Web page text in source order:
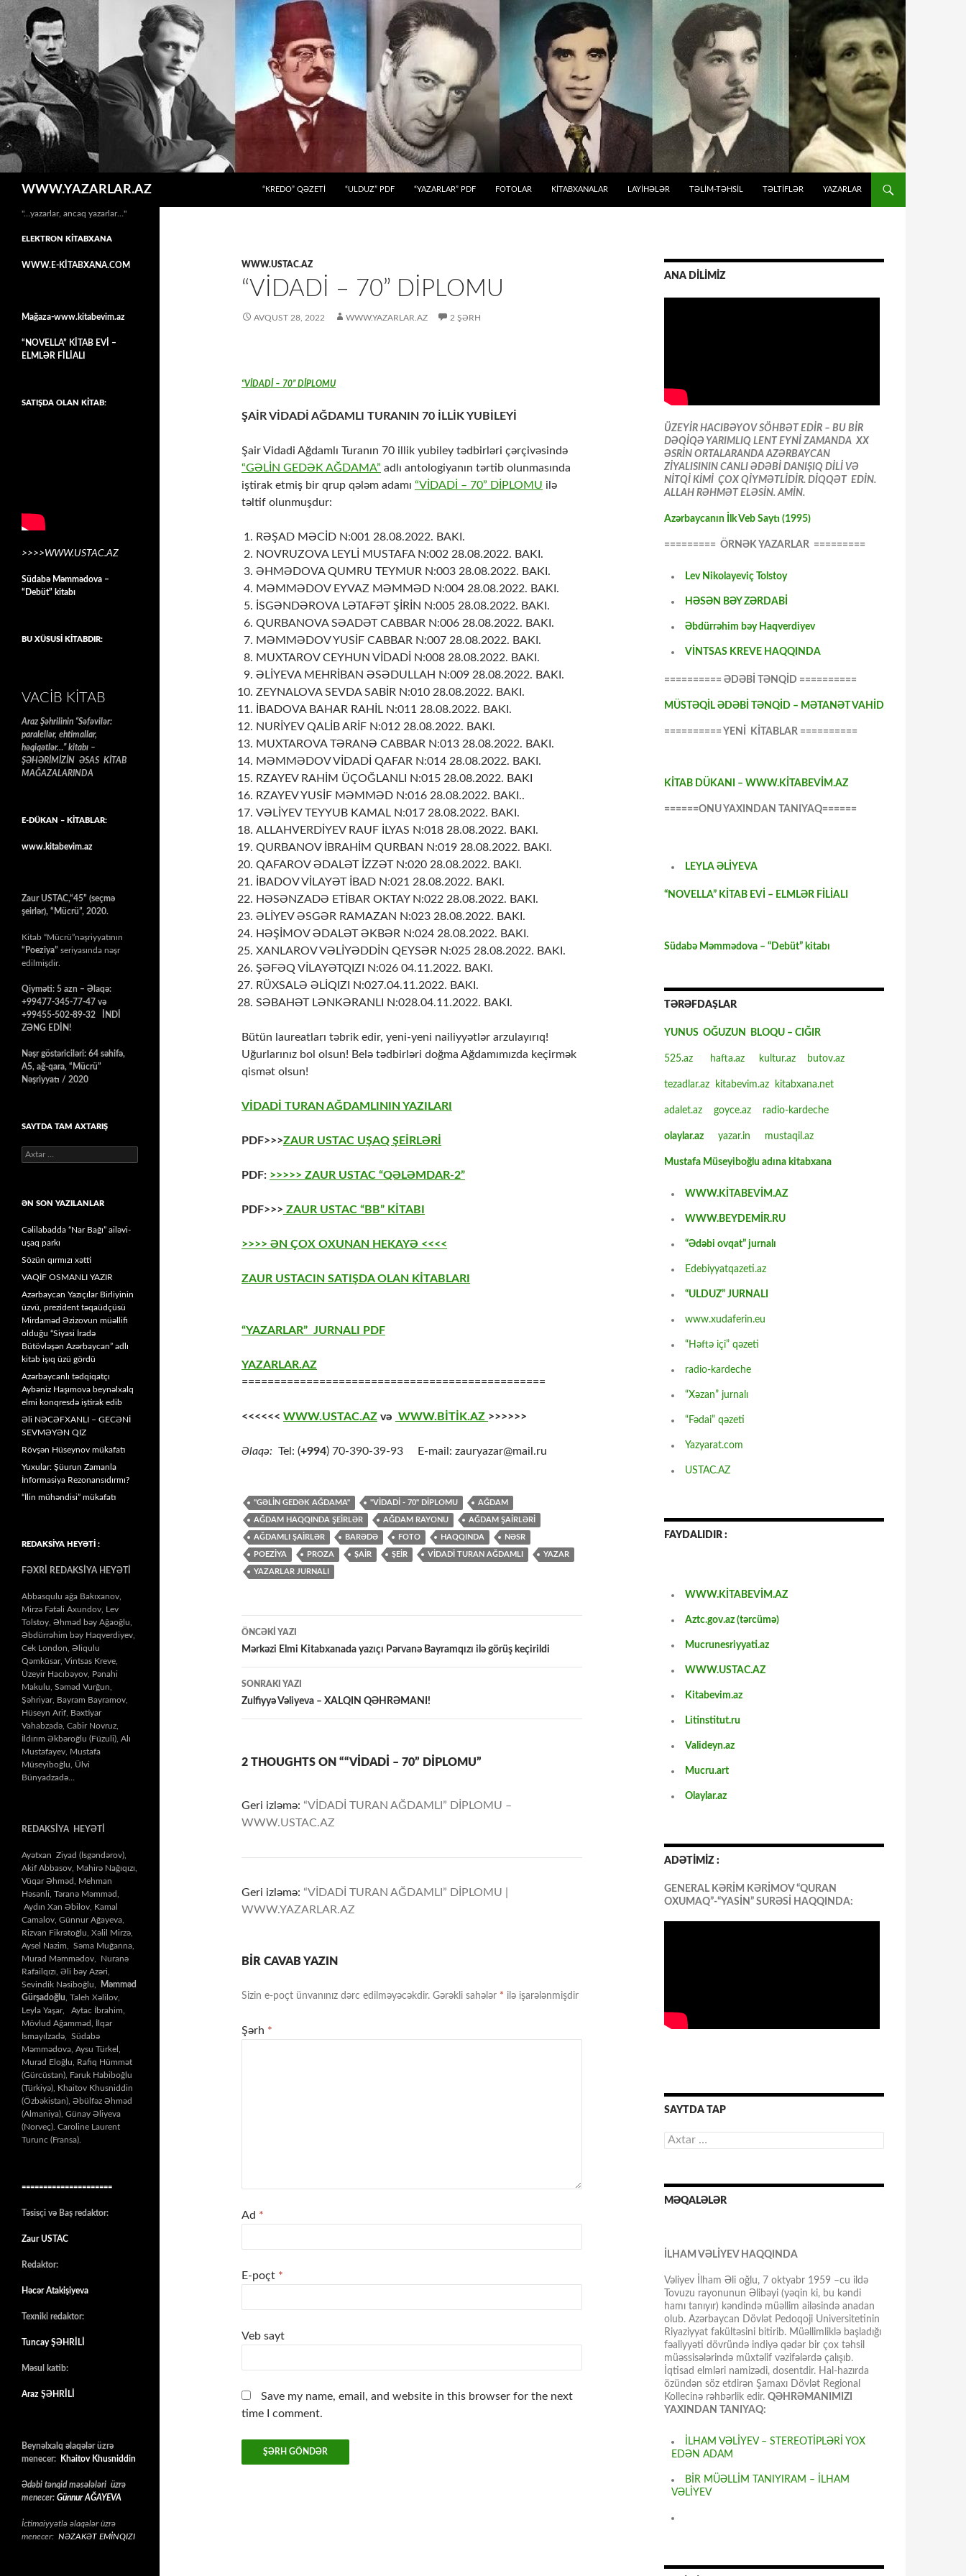
WWW.YAZARLAR.AZ
“KREDO” QƏZETİ
“ULDUZ” PDF “YAZARLAR” PDF FOTOLAR KİTABXANALAR LAYİHƏLƏR TƏLIM-TƏHSIL TƏLTİFLƏR YAZARLAR
WWW.USTAC.AZ
“VİDADİ – 70” DİPLOMU
AVQUST 28, 2022 WWW.YAZARLAR.AZ 2 ŞƏRH
“VİDADİ – 70” DİPLOMU
ŞAİR VİDADİ AĞDAMLI TURANIN 70 İLLİK YUBİLEYİ
Şair Vidadi Ağdamlı Turanın 70 illik yubiley tədbirləri çərçivəsində
“GƏLİN GEDƏK AĞDAMA” adlı antologiyanın tərtib olunmasında
iştirak etmiş bir qrup qələm adamı “VİDADİ – 70” DİPLOMU ilə
təltif olunmuşdur:
RƏŞAD MƏCİD N:001 28.08.2022. BAKI.
NOVRUZOVA LEYLİ MUSTAFA N:002 28.08.2022. BAKI.
ƏHMƏDOVA QUMRU TEYMUR N:003 28.08.2022. BAKI.
MƏMMƏDOV EYVAZ MƏMMƏD N:004 28.08.2022. BAKI.
İSGƏNDƏROVA LƏTAFƏT ŞİRİN N:005 28.08.2022. BAKI.
QURBANOVA SƏADƏT CABBAR N:006 28.08.2022. BAKI.
MƏMMƏDOV YUSİF CABBAR N:007 28.08.2022. BAKI.
MUXTAROV CEYHUN VİDADİ N:008 28.08.2022. BAKI.
ƏLİYEVA MEHRİBAN ƏSƏDULLAH N:009 28.08.2022. BAKI.
ZEYNALOVA SEVDA SABİR N:010 28.08.2022. BAKI.
İBADOVA BAHAR RAHİL N:011 28.08.2022. BAKI.
NURİYEV QALİB ARİF N:012 28.08.2022. BAKI.
MUXTAROVA TƏRANƏ CABBAR N:013 28.08.2022. BAKI.
MƏMMƏDOV VİDADİ QAFAR N:014 28.08.2022. BAKI.
RZAYEV RAHİM ÜÇOĞLANLI N:015 28.08.2022. BAKI
RZAYEV YUSİF MƏMMƏD N:016 28.08.2022. BAKI..
VƏLİYEV TEYYUB KAMAL N:017 28.08.2022. BAKI.
ALLAHVERDİYEV RAUF İLYAS N:018 28.08.2022. BAKI.
QURBANOV İBRAHİM QURBAN N:019 28.08.2022. BAKI.
QAFAROV ƏDALƏT İZZƏT N:020 28.08.2022. BAKI.
İBADOV VİLAYƏT İBAD N:021 28.08.2022. BAKI.
HƏSƏNZADƏ ETİBAR OKTAY N:022 28.08.2022. BAKI.
ƏLİYEV ƏSGƏR RAMAZAN N:023 28.08.2022. BAKI.
HƏŞİMOV ƏDALƏT ƏKBƏR N:024 28.08.2022. BAKI.
XANLAROV VƏLİYƏDDİN QEYSƏR N:025 28.08.2022. BAKI.
ŞƏFƏQ VİLAYƏTQIZI N:026 04.11.2022. BAKI.
RÜXSALƏ ƏLİQIZI N:027.04.11.2022. BAKI.
SƏBAHƏT LƏNKƏRANLI N:028.04.11.2022. BAKI.
Bütün laureatları təbrik edir, yeni-yeni nailiyyətlər arzulayırıq!
Uğurlarınız bol olsun! Belə tədbirləri doğma Ağdamımızda keçirmək
qismət olsun!
VİDADİ TURAN AĞDAMLININ YAZILARI
PDF>>>ZAUR USTAC UŞAQ ŞEİRLƏRİ
PDF: >>>>> ZAUR USTAC “QƏLƏMDAR-2”
PDF>>> ZAUR USTAC “BB” KİTABI
>>>> ƏN ÇOX OXUNAN HEKAYƏ <<<<
ZAUR USTACIN SATIŞDA OLAN KİTABLARI
“YAZARLAR” JURNALI PDF
YAZARLAR.AZ
===============================================
<<<<<< WWW.USTAC.AZ və WWW.BİTİK.AZ >>>>>>
Əlaqə: Tel: (+994) 70-390-39-93 E-mail: zauryazar@mail.ru
"GƏLİN GEDƏK AĞDAMA" "VİDADİ - 70" DİPLOMU AĞDAM
AĞDAM HAQQINDA ŞEİRLƏR AĞDAM RAYONU AĞDAM ŞAİRLƏRİ
AĞDAMLI ŞAİRLƏR BARƏDƏ FOTO HAQQINDA NƏSR
POEZİYA PROZA ŞAİR ŞEİR VİDADİ TURAN AĞDAMLI YAZAR
YAZARLAR JURNALI
Yazılar
üzrə
naviqasiya
ÖNCƏKI YAZI
Mərkəzi Elmi Kitabxanada yazıçı Pərvanə Bayramqızı ilə görüş keçirildi
SONRAKI YAZI
Zulfiyyə Vəliyeva – XALQIN QƏHRƏMANI!
2 THOUGHTS ON ““VİDADİ – 70” DİPLOMU”
Geri izləmə: “VİDADİ TURAN AĞDAMLI” DİPLOMU –
WWW.USTAC.AZ
Geri izləmə: “VİDADİ TURAN AĞDAMLI” DİPLOMU |
WWW.YAZARLAR.AZ
BIR CAVAB YAZIN
Sizin e-poçt ünvanınız dərc edilməyəcəkdir. Gərəkli sahələr * ilə işarələnmişdir
Şərh *
Ad *
E-poçt *
Veb sayt
Save my name, email, and website in this browser for the next
time I comment.
ANA DİLİMİZ
ÜZEYİR HACIBƏYOV SÖHBƏT EDİR – BU BİR
DƏQİQƏ YARIMLIQ LENT EYNİ ZAMANDA XX
ƏSRİN ORTALARANDA AZƏRBAYCAN
ZİYALISININ CANLI ƏDƏBİ DANIŞIQ DİLİ VƏ
NİTQİ KİMİ ÇOX QİYMƏTLİDİR. DİQQƏT EDİN.
ALLAH RƏHMƏT ELƏSİN. AMİN.
Azərbaycanın İlk Veb Saytı (1995)
========= ÖRNƏK YAZARLAR =========
Lev Nikolayeviç Tolstoy
HƏSƏN BƏY ZƏRDABİ
Əbdürrəhim bəy Haqverdiyev
VİNTSAS KREVE HAQQINDA
========== ƏDƏBİ TƏNQİD ==========
MÜSTƏQİL ƏDƏBİ TƏNQİD – MƏTANƏT VAHİD
========== YENİ KİTABLAR ==========
KİTAB DÜKANI – WWW.KİTABEVİM.AZ
======ONU YAXINDAN TANIYAQ======
LEYLA ƏLİYEVA
“NOVELLA” KİTAB EVİ – ELMLƏR FİLİALI
Südabə Məmmədova – “Debüt” kitabı
TƏRƏFDAŞLAR
YUNUS OĞUZUN BLOQU – CIĞIR
525.az hafta.az kultur.az butov.az
tezadlar.az kitabevim.az kitabxana.net
adalet.az goyce.az radio-kardeche
olaylar.az yazar.in mustaqil.az
Mustafa Müseyiboğlu adına kitabxana
WWW.KİTABEVİM.AZ
WWW.BEYDEMİR.RU
“Ədəbi ovqat” jurnalı
Edebiyyatqazeti.az
“ULDUZ” JURNALI
www.xudaferin.eu
“Həftə içi” qəzeti
radio-kardeche
“Xəzan” jurnalı
“Fədai” qəzeti
Yazyarat.com
USTAC.AZ
FAYDALIDIR :
WWW.KİTABEVİM.AZ
Aztc.gov.az (tərcümə)
Mucrunesriyyati.az
WWW.USTAC.AZ
Kitabevim.az
Litinstitut.ru
Valideyn.az
Mucru.art
Olaylar.az
ADƏTİMİZ :
GENERAL KƏRİM KƏRİMOV “QURAN
OXUMAQ”-“YASİN” SURƏSİ HAQQINDA:
SAYTDA TAP
Axtarış:
MƏQALƏLƏR
İLHAM VƏLİYEV HAQQINDA
Vəliyev İlham Əli oğlu, 7 oktyabr 1959 –cu ildə
Tovuzu rayonunun Əlibəyi (yəqin ki, bu kəndi
hamı tanıyır) kəndində müəllim ailəsində anadan
olub. Azərbaycan Dövlət Pedoqoji Universitetinin
Riyaziyyat fakültəsini bitirib. Müəllimliklə başladığı
fəaliyyəti dövründə indiyə qədər bir çox təhsil
müəssisələrində müxtəlif vəzifələrdə çalışıb.
İqtisad elmləri namizədi, dosentdir. Hal-hazırda
özündən söz etdirən Şamaxı Dövlət Regional
Kollecinə rəhbərlik edir. QƏHRƏMANIMIZI
YAXINDAN TANIYAQ:
İLHAM VƏLİYEV – STEREOTİPLƏRİ YOX
EDƏN ADAM
BİR MÜƏLLİM TANIYIRAM – İLHAM
VƏLİYEV
"…yazarlar, ancaq yazarlar…"
ELEKTRON KİTABXANA
WWW.E-KİTABXANA.COM
Mağaza-www.kitabevim.az
“NOVELLA” KİTAB EVİ –
ELMLƏR FİLİALI
SATIŞDA OLAN KİTAB:
>>>>WWW.USTAC.AZ
Südabə Məmmədova –
“Debüt” kitabı
BU XÜSUSİ KİTABDIR:
VACIB KITAB
Araz Şəhrilinin “Səfəvilər:
paralellər, ehtimallar,
həqiqətlər…” kitabı –
ŞƏHƏRİMİZİN ƏSAS KİTAB
MAĞAZALARINDA
E-DÜKAN – KİTABLAR:
www.kitabevim.az
Zaur USTAC,“45” (seçmə
şeirlər), “Mücrü”, 2020.
Kitab “Mücrü”nəşriyyatının
“Poeziya” seriyasında nəşr
edilmişdir.
Qiyməti: 5 azn – Əlaqə:
+99477-345-77-47 və
+99455-502-89-32 İNDİ
ZƏNG EDİN!
Nəşr göstəriciləri: 64 səhifə,
A5, ağ-qara, “Mücrü”
Nəşriyyatı / 2020
SAYTDA TAM AXTARIŞ
Axtarış:
ƏN SON YAZILANLAR
Cəlilabadda “Nar Bağı” ailəvi-
uşaq parkı
Sözün qırmızı xətti
VAQİF OSMANLI YAZIR
Azərbaycan Yazıçılar Birliyinin
üzvü, prezident təqaüdçüsü
Mirdaməd Əzizovun müəllifi
olduğu “Siyasi İradə
Bütövləşən Azərbaycan” adlı
kitab işıq üzü gördü
Azərbaycanlı tədqiqatçı
Aybəniz Haşımova beynəlxalq
elmi konqresdə iştirak edib
Əli NƏCƏFXANLI – GECƏNİ
SEVMƏYƏN QIZ
Rövşən Hüseynov mükafatı
Yuxular: Şüurun Zamanla
İnformasiya Rezonansıdırmı?
“İlin mühəndisi” mükafatı
REDAKSİYA HEYƏTİ :
FƏXRİ REDAKSİYA HEYƏTİ
Abbasqulu ağa Bakıxanov,
Mirzə Fətəli Axundov, Lev
Tolstoy, Əhməd bəy Ağaoğlu,
Əbdürrəhim bəy Haqverdiyev,
Cek London, Əliqulu
Qəmküsar, Vintsas Kreve,
Üzeyir Hacıbəyov, Pənahi
Makulu, Səməd Vurğun,
Şəhriyar, Bayram Bayramov,
Hüseyn Arif, Bəxtiyar
Vahabzadə, Cabir Novruz,
İldırım Əkbəroğlu (Füzuli), Alı
Mustafayev, Mustafa
Müseyiboğlu, Ülvi
Bünyadzadə…
REDAKSİYA HEYƏTİ
Ayətxan Ziyad (İsgəndərov),
Akif Abbasov, Mahirə Nağıqızı,
Vüqar Əhməd, Mehman
Həsənli, Təranə Məmməd,
Aydın Xan Əbilov, Kamal
Camalov, Günnur Ağayeva,
Rizvan Fikrətoğlu, Xəlil Mirzə,
Aysel Nazim, Səma Muğanna,
Murad Məmmədov, Nuranə
Rafailqızı, Əli bəy Azəri,
Sevindik Nəsiboğlu,
Məmməd
Gürşadoğlu , Taleh Xəlilov,
Leyla Yaşar, Aytac İbrahim,
Mövlud Ağamməd, İlqar
İsmayılzadə, Südabə
Məmmədova, Aysu Türkel,
Murad Eloğlu, Rafiq Hümmət
(Gürcüstan), Faruk Habiboğlu
(Türkiyə), Khaitov Khusniddin
(Özbəkistan), Əbülfəz Əhməd
(Almaniya), Günay Əliyeva
(Norveç). Caroline Laurent
Turunc (Fransa).
=====================
Təsisçi və Baş redaktor:
Zaur USTAC
Redaktor:
Həcər Atakişiyeva
Texniki redaktor:
Tuncay ŞƏHRİLİ
Məsul katib:
Araz ŞƏHRİLİ
Beynəlxalq əlaqələr üzrə
menecer:
Khaitov Khusniddin
Ədəbi tənqid məsələləri üzrə
menecer: Günnur AĞAYEVA
İctimaiyyətlə əlaqələr üzrə
menecer: NƏZAKƏT EMİNQIZI